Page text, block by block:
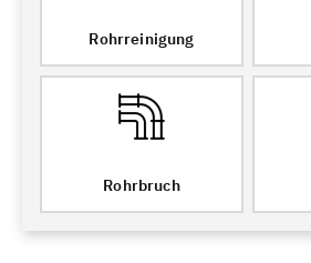
Rohrreinigung
Rohrbruch